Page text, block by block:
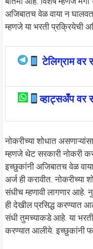
अजिबातच वेळ वाया न
म्हणजे या भरती प्रक्रियेची
टेलिग्राम वर
व्हाट्सअँप वर
नोकरीच्या शोधात
म्हणजे थेट सरकारी नोकरी
इच्छुकांनी अजिबातच वेळ
अर्ज ही करावीत. नोकरीच्या
संधीच म्हणावी लागणार आहे.
ही देखील प्रसिद्ध करण्यात
संधी तुमच्याकडे आहे. या
करण्यात आलीये. इच्छुकांनी